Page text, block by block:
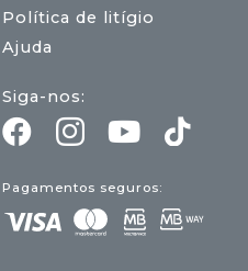
Política de litígio
Ajuda
Siga-nos:
Pagamentos seguros: